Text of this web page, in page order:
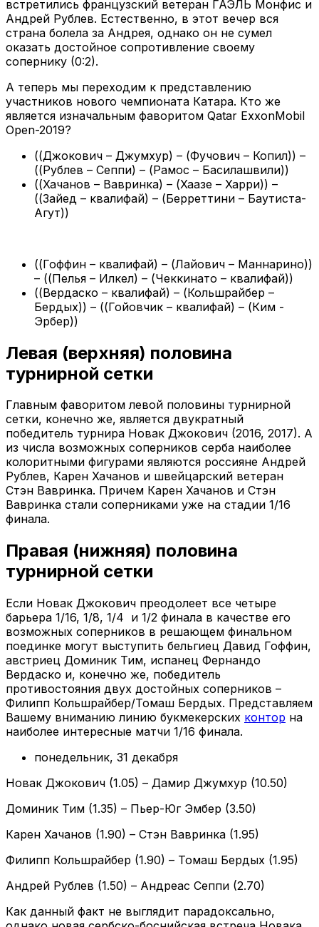
встретились французский ветеран ГАЭЛЬ Монфис и
Андрей Рублев. Естественно, в этот вечер вся
страна болела за Андрея, однако он не сумел
оказать достойное сопротивление своему
сопернику (0:2).
А теперь мы переходим к представлению
участников нового чемпионата Катара. Кто же
является изначальным фаворитом Qatar ExxonMobil
Open-2019?
((Джокович – Джумхур) – (Фучович – Копил)) –
((Рублев – Сеппи) – (Рамос – Басилашвили))
((Хачанов – Вавринка) – (Хаазе – Харри)) –
((Зайед – квалифай) – (Берреттини – Баутиста-
Агут))
((Гоффин – квалифай) – (Лайович – Маннарино))
– ((Пелья – Илкел) – (Чеккинато – квалифай))
((Вердаско – квалифай) – (Кольшрайбер –
Бердых)) – ((Гойовчик – квалифай) – (Ким -
Эрбер))
Левая (верхняя) половина
турнирной сетки
Главным фаворитом левой половины турнирной
сетки, конечно же, является двукратный
победитель турнира Новак Джокович (2016, 2017). А
из числа возможных соперников серба наиболее
колоритными фигурами являются россияне Андрей
Рублев, Карен Хачанов и швейцарский ветеран
Стэн Вавринка. Причем Карен Хачанов и Стэн
Вавринка стали соперниками уже на стадии 1/16
финала.
Правая (нижняя) половина
турнирной сетки
Если Новак Джокович преодолеет все четыре
барьера 1/16, 1/8, 1/4 и 1/2 финала в качестве его
возможных соперников в решающем финальном
поединке могут выступить бельгиец Давид Гоффин,
австриец Доминик Тим, испанец Фернандо
Вердаско и, конечно же, победитель
противостояния двух достойных соперников –
Филипп Кольшрайбер/Томаш Бердых. Представляем
Вашему вниманию линию букмекерских контор на
наиболее интересные матчи 1/16 финала.
понедельник, 31 декабря
Новак Джокович (1.05) – Дамир Джумхур (10.50)
Доминик Тим (1.35) – Пьер-Юг Эмбер (3.50)
Карен Хачанов (1.90) – Стэн Вавринка (1.95)
Филипп Кольшрайбер (1.90) – Томаш Бердых (1.95)
Андрей Рублев (1.50) – Андреас Сеппи (2.70)
Как данный факт не выглядит парадоксально,